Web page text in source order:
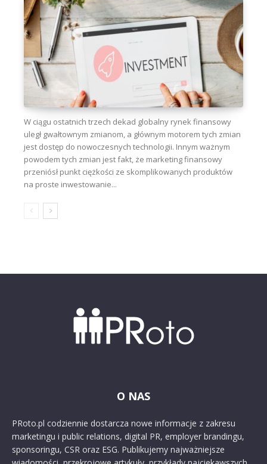
W ciągu ostatnich trzech dekad globalny rynek finansowy
uległ gwałtownym zmianom, a głównym motorem tych zmian
jest dostęp do nowoczesnych technologii. Innym ważnym
powodem tych zmian jest fakt, że marketing finansowy
przeniósł punkt ciężkości ze skomplikowanych produktów
na proste inwestowanie...
O NAS
PRoto.pl codziennie dostarcza nowe informacje z zakresu
marketingu i public relations, digital PR, employer brandingu,
sponsoringu, CSR oraz ESG. Publikujemy najważniejsze